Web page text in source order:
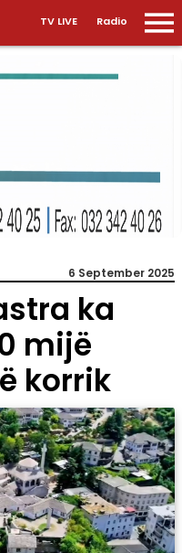
TV LIVE Radio
6 September 2025
ka
mijë
korrik